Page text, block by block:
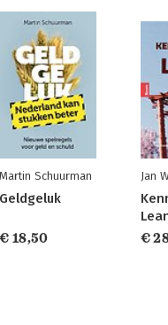
Martin Schuurman
Geldgeluk
€ 18,50
Jan
€